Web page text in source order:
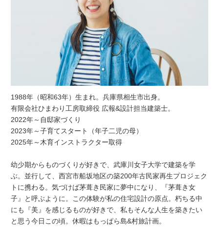
1988年（昭和63年）生まれ。兵庫県相生市出身。
有限会社ひまわり工房取締役 広報&設計担当建築士。
2022年～自邸家づくり
2023年～子育てスタート（年子二児の母）
2025年～木育インストラクター取得
幼少期からものづくりが好きで、武庫川女子大学で建築を学
ぶ。並行して、西宮市船坂地区の築200年古民家再生プロジェク
トに携わる。気づけば茅葺き民家に夢中になり、『茅葺き女
子』と呼ぶように。この体験が私の住宅設計の原点。朽ちる中
にも『美』を感じるものが好きで、私もそんな人生を築きたい
と思う今日この頃。休暇はもっぱら島&村旅計画。